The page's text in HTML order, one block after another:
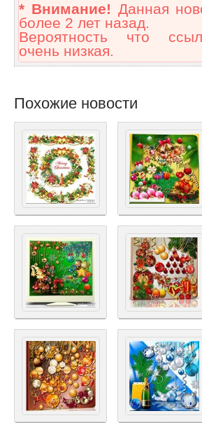
* Внимание! Данная
более 2 лет назад.
Вероятность что
очень низкая.
Похожие новости